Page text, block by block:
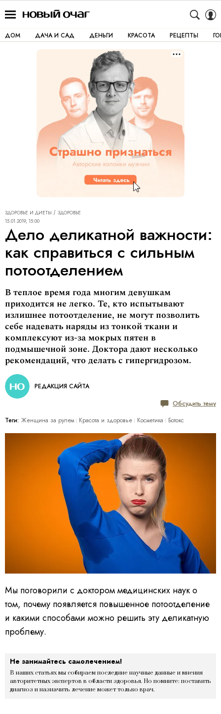
ДОМ ДАЧА И САД ДЕНЬГИ КРАСОТА РЕЦЕПТЫ
ЗДОРОВЬЕ И ДИЕТЫ
ЗДОРОВЬЕ
15.01.2019, 15:00
Дело деликатной важности:
как справиться с сильным
потоотделением
В теплое время года многим девушкам
приходится не легко. Те, кто испытывают
излишнее потоотделение, не могут позволить
себе надевать наряды из тонкой ткани и
комплексуют из-за мокрых пятен в
подмышечной зоне. Доктора дают несколько
рекомендаций, что делать с гипергидрозом.
РЕДАКЦИЯ САЙТА
Обсудить тему
Теги: Женщина за рулем Красота и здоровье Косметика Ботокс
Мы поговорили с доктором медицинских наук о
том, почему появляется повышенное потоотделение
и какими способами можно решить эту деликатную
проблему.
Не занимайтесь самолечением!
В наших статьях мы собираем последние научные данные и мнения
авторитетных экспертов в области здоровья. Но помните: поставить
диагноз и назначить лечение может только врач.